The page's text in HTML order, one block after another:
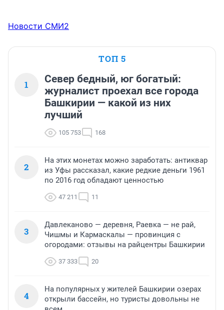
Новости СМИ2
ТОП 5
1
Север бедный, юг богатый:
журналист проехал все города
Башкирии — какой из них
лучший
105 753 168
2
На этих монетах можно заработать: антиквар
из Уфы рассказал, какие редкие деньги 1961
по 2016 год обладают ценностью
47 211 11
3
Давлеканово — деревня, Раевка — не рай,
Чишмы и Кармаскалы — провинция с
огородами: отзывы на райцентры Башкирии
37 333 20
4
На популярных у жителей Башкирии озерах
открыли бассейн, но туристы довольны не